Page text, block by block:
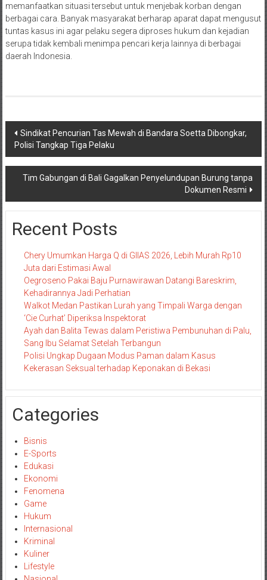
memanfaatkan situasi tersebut untuk menjebak korban dengan
berbagai cara. Banyak masyarakat berharap aparat dapat mengusut
tuntas kasus ini agar pelaku segera diproses hukum dan kejadian
serupa tidak kembali menimpa pencari kerja lainnya di berbagai
daerah Indonesia.
Navigasi
pos
Sindikat Pencurian Tas Mewah di Bandara Soetta Dibongkar,
Polisi Tangkap Tiga Pelaku
Tim Gabungan di Bali Gagalkan Penyelundupan Burung tanpa
Dokumen Resmi
Recent Posts
Chery Umumkan Harga Q di GIIAS 2026, Lebih Murah Rp10
Juta dari Estimasi Awal
Oegroseno Pakai Baju Purnawirawan Datangi Bareskrim,
Kehadirannya Jadi Perhatian
Walkot Medan Pastikan Lurah yang Timpali Warga dengan
‘Cie Curhat’ Diperiksa Inspektorat
Ayah dan Balita Tewas dalam Peristiwa Pembunuhan di Palu,
Sang Ibu Selamat Setelah Terbangun
Polisi Ungkap Dugaan Modus Paman dalam Kasus
Kekerasan Seksual terhadap Keponakan di Bekasi
Categories
Bisnis
E-Sports
Edukasi
Ekonomi
Fenomena
Game
Hukum
Internasional
Kriminal
Kuliner
Lifestyle